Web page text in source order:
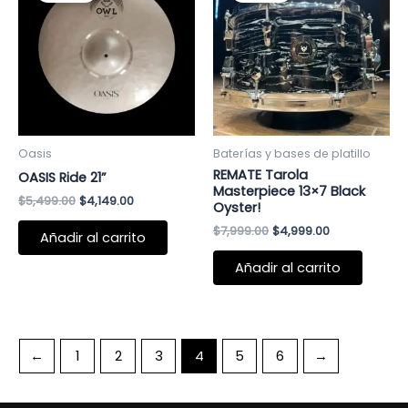
Oasis
OASIS Ride 21”
$5,499.00
era:
$5,499.00.
$4,149.00
$4,149.00.
Añadir al carrito
Baterías y bases de platillo
REMATE Tarola
Masterpiece 13×7 Black
Oyster!
$7,999.00
era:
$7,999.00.
$4,999.00
es:
$4,999.00.
Añadir al carrito
← 1 2 3 4 5 6 →